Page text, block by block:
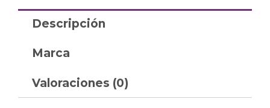
Descripción
Marca
Valoraciones (0)